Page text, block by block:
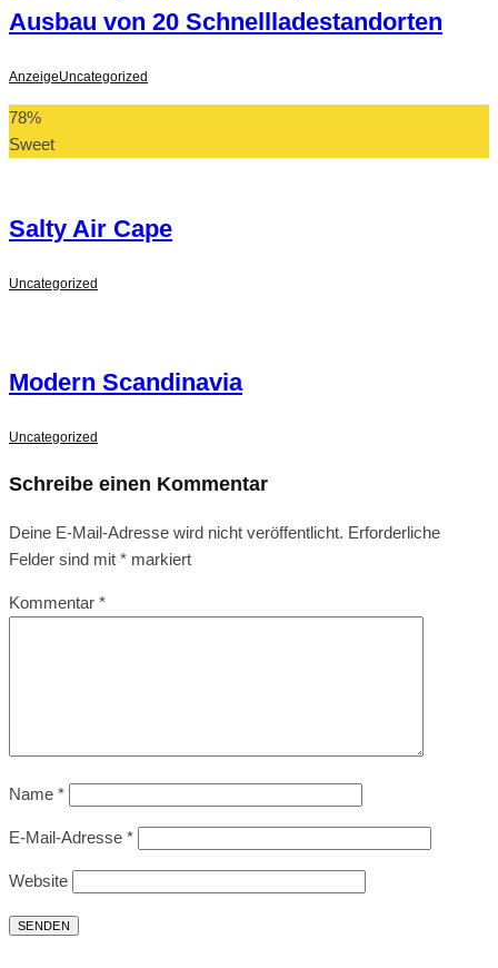
Ausbau von 20 Schnellladestandorten
AnzeigeUncategorized
78%
Sweet
Salty Air Cape
Uncategorized
Modern Scandinavia
Uncategorized
Schreibe einen Kommentar
Deine E-Mail-Adresse wird nicht veröffentlicht. Erforderliche
Felder sind mit * markiert
Kommentar *
Name *
E-Mail-Adresse *
Website